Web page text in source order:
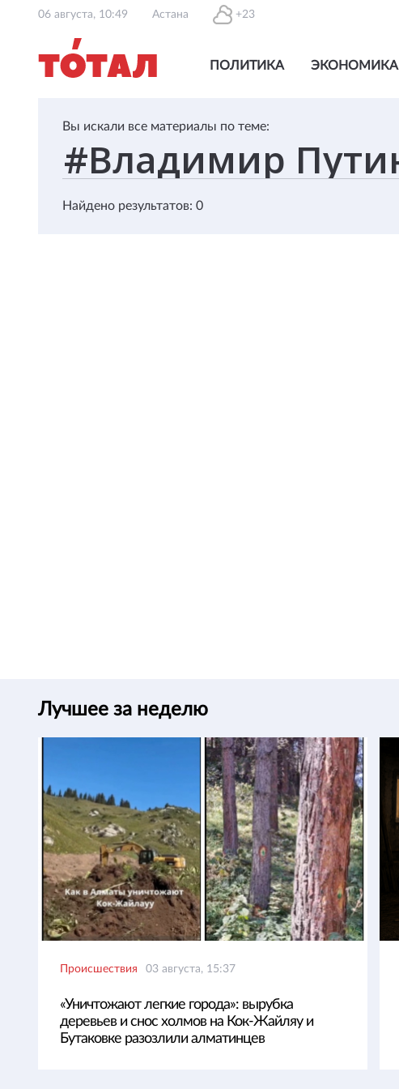
06 августа, 10:49 Астана +23
ПОЛИТИКА ЭКОНОМИКА
Вы искали все материалы по теме:
Найдено результатов: 0
Лучшее за неделю
Происшествия 03 августа, 15:37
«Уничтожают легкие города»: вырубка
деревьев и снос холмов на Кок-Жайляу и
Бутаковке разозлили алматинцев